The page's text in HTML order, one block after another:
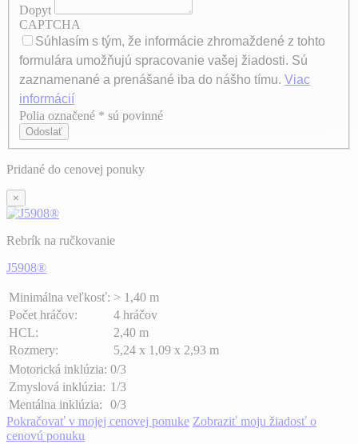
Dopyt
CAPTCHA
Súhlasím s tým, že informácie zhromaždené z tohto
formulára umožňujú spracovanie vašej žiadosti. Sú
zaznamenané a prenášané iba do nášho tímu. Viac
informácií
Axeptio consent
Polia označené * sú povinné
Odoslať
Pridané do cenovej ponuky
×
Rebrík na ručkovanie
J5908®
Minimálna veľkosť: > 1,40 m
Počet hráčov:
4 hráčov
HCL:
2,40 m
Rozmery:
5,24 x 1,09 x 2,93 m
Motorická inklúzia: 0/3
Zmyslová inklúzia: 1/3
Mentálna inklúzia:
0/3
Pokračovať v mojej cenovej ponuke Zobraziť moju žiadosť o
cenovú ponuku